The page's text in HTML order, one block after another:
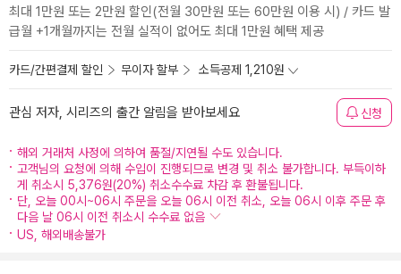
최대 1만원 또는 2만원 할인(전월 30만원 또는 60만원 이용 시) / 카드 발
급월 +1개월까지는 전월 실적이 없어도 최대 1만원 혜택 제공
카드/간편결제 할인 무이자 할부 소득공제 1,210원
관심 저자, 시리즈의 출간 알림을 받아보세요 신청
해외 거래처 사정에 의하여 품절/지연될 수도 있습니다.
고객님의 요청에 의해 수입이 진행되므로 변경 및 취소 불가합니다. 부득이하
게 취소시 5,376원(20%) 취소수수료 차감 후 환불됩니다.
단, 오늘 00시~06시 주문을 오늘 06시 이전 취소, 오늘 06시 이후 주문 후
다음 날 06시 이전 취소시 수수료 없음
US, 해외배송불가